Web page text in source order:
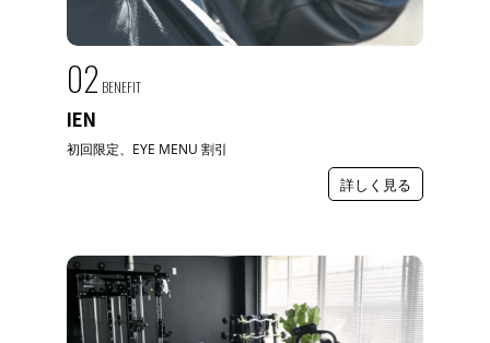
02 BENEFIT
IEN
初回限定、EYE MENU 割引
詳しく見る